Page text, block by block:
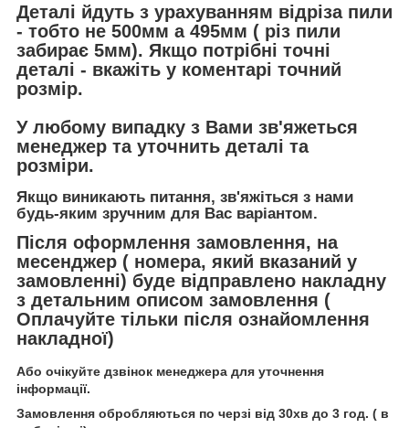
Деталі йдуть з урахуванням відріза пили
- тобто не 500мм а 495мм ( різ пили
забирає 5мм). Якщо потрібні точні
деталі - вкажіть у коментарі точний
розмір.
У любому випадку з Вами зв'яжеться
менеджер та уточнить деталі та
розміри.
Якщо виникають питання, зв'яжіться з нами
будь-яким зручним для Вас варіантом.
Після оформлення замовлення, на
месенджер ( номера, який вказаний у
замовленні) буде відправлено накладну
з детальним описом замовлення (
Оплачуйте тільки після ознайомлення
накладної)
Або очікуйте дзвінок менеджера для уточнення
інформації.
Замовлення обробляються по черзі від 30хв до 3 год. ( в